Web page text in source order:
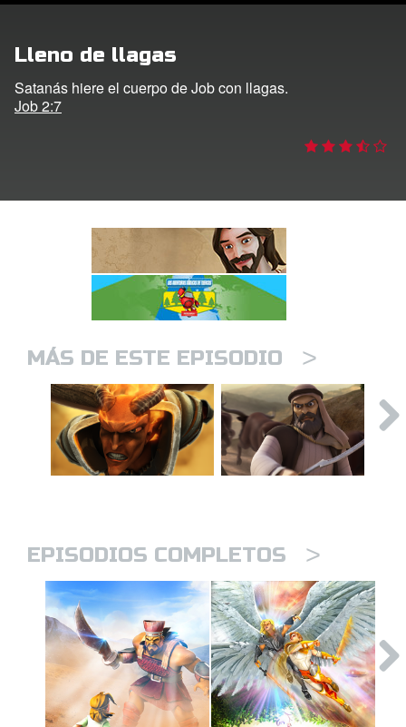
Lleno de llagas
Satanás hiere el cuerpo de Job con llagas.
Job 2:7
MÁS DE ESTE EPISODIO >
EPISODIOS COMPLETOS >